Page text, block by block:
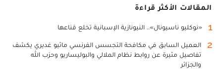
المقالات الأكثر قراءة
1 «نوكليو ناسيونال».. النيونازية الإسبانية تخلع قناعها
2
العميل السابق في مكافحة التجسس الفرنسي ماثيو غديري يكشف
تفاصيل مثيرة عن روابط نظام الملالي والبوليساريو وحزب الله
والجزائر